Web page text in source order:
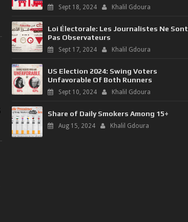
Sept 18, 2024 Khalil Gdoura
Loi Électorale: Les Journalistes Ne Sont
Pas Observateurs
Sept 17, 2024 Khalil Gdoura
US Election 2024: Swing Voters
Unfavorable Of Both Runners
Sept 10, 2024 Khalil Gdoura
Share of Daily Smokers Among 15+
Aug 15, 2024 Khalil Gdoura